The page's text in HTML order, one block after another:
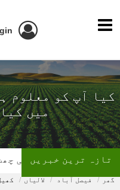
کیا آپ کو معلوم
میں
گھر کی چھت
تازہ ترین خبریں
گھر فیصل آباد لالیاں